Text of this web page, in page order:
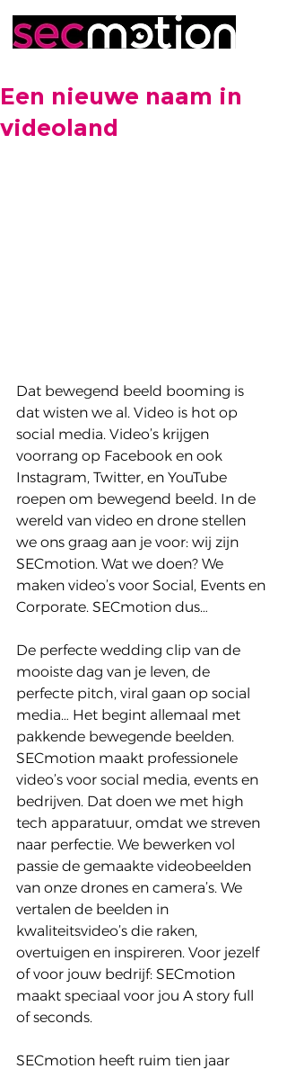
Een nieuwe naam in
videoland
Dat bewegend beeld booming is
dat wisten we al. Video is hot op
social media. Video’s krijgen
voorrang op Facebook en ook
Instagram, Twitter, en YouTube
roepen om bewegend beeld. In de
wereld van video en drone stellen
we ons graag aan je voor: wij zijn
SECmotion. Wat we doen? We
maken video’s voor Social, Events en
Corporate. SECmotion dus…
De perfecte wedding clip van de
mooiste dag van je leven, de
perfecte pitch, viral gaan op social
media… Het begint allemaal met
pakkende bewegende beelden.
SECmotion maakt professionele
video’s voor social media, events en
bedrijven. Dat doen we met high
tech apparatuur, omdat we streven
naar perfectie. We bewerken vol
passie de gemaakte videobeelden
van onze drones en camera’s. We
vertalen de beelden in
kwaliteitsvideo’s die raken,
overtuigen en inspireren. Voor jezelf
of voor jouw bedrijf: SECmotion
maakt speciaal voor jou A story full
of seconds.
SECmotion heeft ruim tien jaar